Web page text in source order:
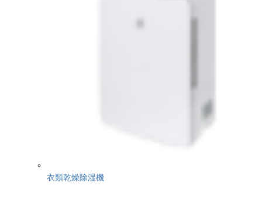
衣類乾燥除湿機